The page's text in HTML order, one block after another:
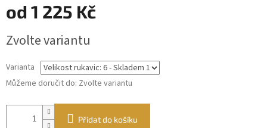
od 1 225 Kč
cena:
Zvolte variantu
Varianta
Můžeme doručit do: Zvolte variantu
Přidat do košíku